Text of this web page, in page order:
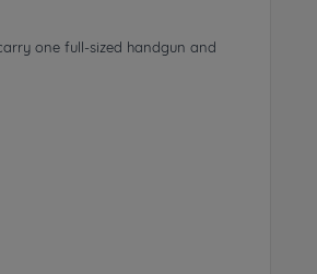
one full-sized handgun and